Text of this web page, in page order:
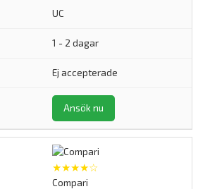
UC
1 - 2 dagar
Ej accepterade
Ansök nu
★★★★☆
Compari